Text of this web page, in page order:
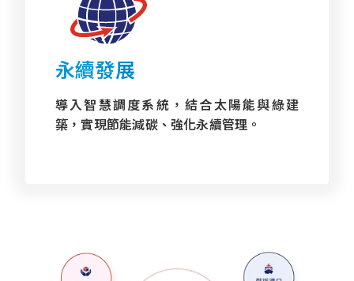
永續發展
導入智慧調度系統，結合太陽能與綠建
築，實現節能減碳、強化永續管理。